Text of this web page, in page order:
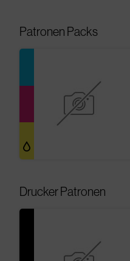
Patronen Packs
Drucker Patronen